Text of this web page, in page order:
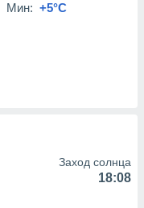
Мин: +5°C
Заход солнца
18:08